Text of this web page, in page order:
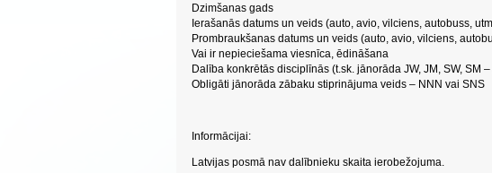
Dzimšanas gads
Ierašanās datums un veids (auto, avio, vilciens, autobuss,
Prombraukšanas datums un veids (auto, avio, vilciens,
Vai ir nepieciešama viesnīca, ēdināšana
Dalība konkrētās disciplīnās (t.sk. jānorāda JW, JM, SW, SM
Obligāti jānorāda zābaku stiprinājuma veids – NNN vai SNS
Informācijai:
Latvijas posmā nav dalībnieku skaita ierobežojuma.